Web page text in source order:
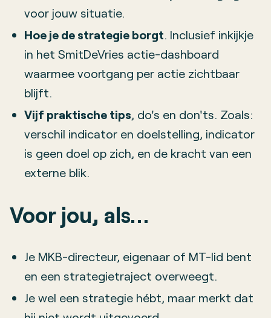
voor jouw situatie.
Hoe je de strategie borgt. Inclusief inkijkje
in het SmitDeVries actie-dashboard
waarmee voortgang per actie zichtbaar
blijft.
Vijf praktische tips, do's en don'ts. Zoals:
verschil indicator en doelstelling, indicator
is geen doel op zich, en de kracht van een
externe blik.
Voor jou, als…
Je MKB-directeur, eigenaar of MT-lid bent
en een strategietraject overweegt.
Je wel een strategie hébt, maar merkt dat